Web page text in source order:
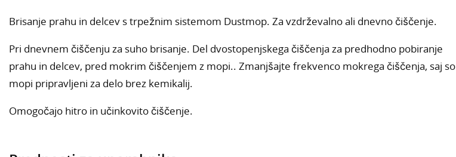
Brisanje prahu in delcev s trpežnim sistemom Dustmop. Za vzdrževalno ali dnevno čiščenje.
Pri dnevnem čiščenju za suho brisanje. Del dvostopenjskega čiščenja za predhodno pobiranje
prahu in delcev, pred mokrim čiščenjem z mopi.. Zmanjšajte frekvenco mokrega čiščenja, saj so
mopi pripravljeni za delo brez kemikalij.
Omogočajo hitro in učinkovito čiščenje.